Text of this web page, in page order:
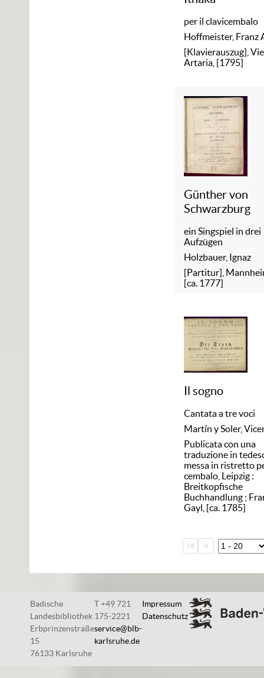
per il clavicembalo
Hoffmeister, Franz
[Klavierauszug],
Artaria, [1795]
Günther von
Schwarzburg
ein Singspiel in drei
Aufzügen
Holzbauer, Ignaz
[Partitur],
[ca. 1777]
Il sogno
Cantata a tre voci
Martín y Soler,
Publicata con una
traduzione in
messa in ristretto
cembalo, Leipzig :
Breitkopfische
Buchhandlung ;
Gayl, [ca. 1785]
Badische
Landesbibliothek
Erbprinzenstraße
15
76133 Karlsruhe
T +49 721
175-2221
service@blb-
karlsruhe.de
Impressum
Datenschutz